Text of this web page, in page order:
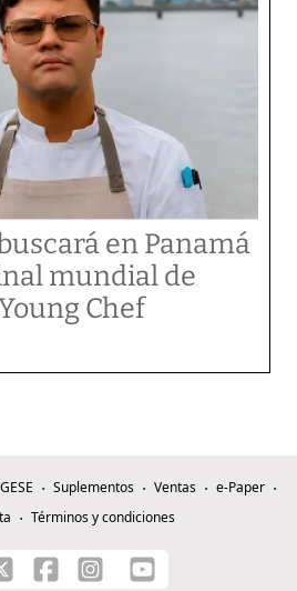
en Panamá
mundial de
Chef
Suplementos Ventas
e-Paper
Términos y condiciones